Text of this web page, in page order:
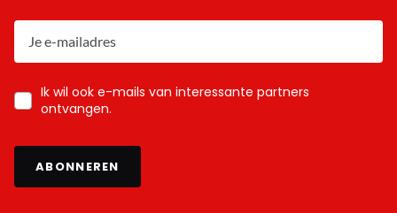
Ik wil ook e-mails van interessante partners
ontvangen.
ABONNEREN